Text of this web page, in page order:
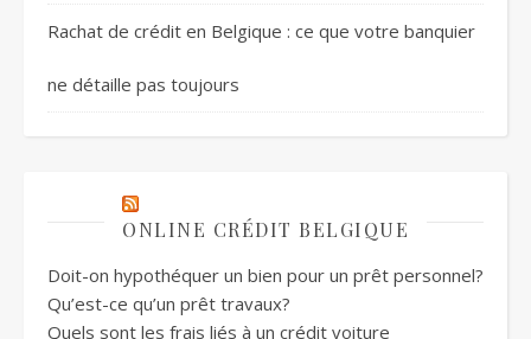
Rachat de crédit en Belgique : ce que votre banquier
ne détaille pas toujours
ONLINE CRÉDIT BELGIQUE
Doit-on hypothéquer un bien pour un prêt personnel?
Qu’est-ce qu’un prêt travaux?
Quels sont les frais liés à un crédit voiture